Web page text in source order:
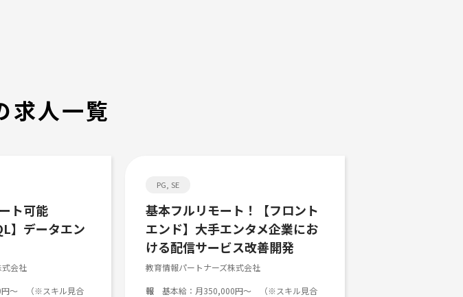
求人一覧
ト可能
】データエン
会社
円～ （※スキル見合
PG, SE
基本フルリモート！【フロント
エンド】大手エンタメ企業にお
ける配信サービス改善開発
教育情報パートナーズ株式会社
報
基本給：月350,000円～ （※スキル見合